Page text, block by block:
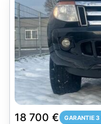
18 700 € GARANTIE 3